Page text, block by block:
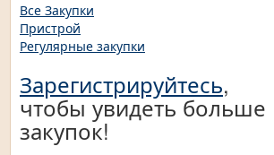
Все Закупки
Пристрой
Регулярные закупки
Зарегистрируйтесь,
чтобы увидеть больше
закупок!